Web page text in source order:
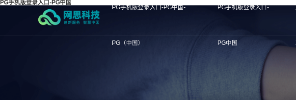
PG手机版登录入口-PG中国
PG手机版登录入口-PG中国-
PG（中国）
PG手机版登录入口-
PG中国